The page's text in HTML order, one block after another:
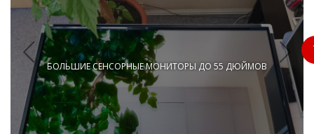
БОЛЬШИЕ СЕНСОРНЫЕ МОНИТОРЫ ДО 55 ДЮЙМОВ